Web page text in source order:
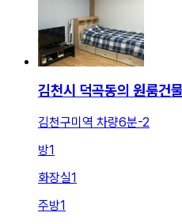
김천시 덕곡동의 원룸건
김천구미역 차량6분-2
방1
화장실1
주방1